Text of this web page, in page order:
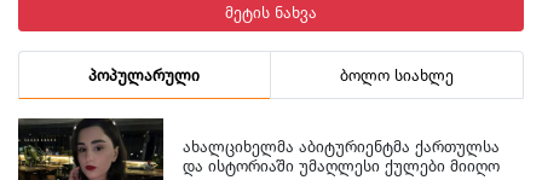
მეტის ნახვა
პოპულარული ბოლო სიახლე
ᲐᲮᲐᲚᲪᲘᲮᲔᲚᲛᲐ ᲐᲑᲘᲢᲣᲠᲘᲔᲜᲢᲛᲐ ᲥᲐᲠᲗᲣᲚᲡᲐ
ᲓᲐ ᲘᲡᲢᲝᲠᲘᲐᲨᲘ ᲣᲛᲐᲦᲚᲔᲡᲘ ᲥᲣᲚᲔᲑᲘ ᲛᲘᲘᲦᲝ